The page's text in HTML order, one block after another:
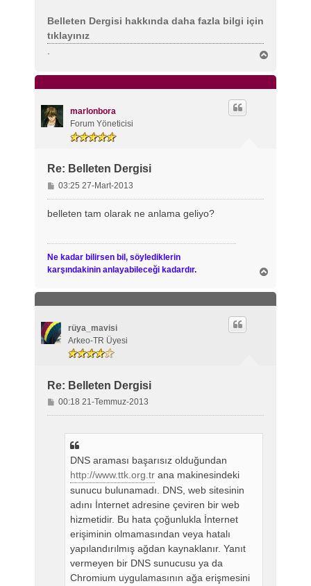
Belleten Dergisi hakkında daha fazla bilgi için
tıklayınız
ş
a
marlonbora
Forum Yöneticisi
Re: Belleten Dergisi
M
e
s
03:25 27-Mart-2013
belleten tam olarak ne anlama geliyo?
Ne kadar bilirsen bil, söylediklerin
karşındakinin anlayabileceği kadardır.
ş
a
rüya_mavisi
Arkeo-TR Üyesi
Re: Belleten Dergisi
M
e
00:18 21-Temmuz-2013
DNS araması başarısız olduğundan
http://www.ttk.org.trana makinesindeki
sunucu bulunamadı. DNS, web sitesinin
adını İnternet adresine çeviren bir web
hizmetidir. Bu hata çoğunlukla İnternet
erişiminin olmamasından veya hatalı
yapılandırılmış ağdan kaynaklanır. Yanıt
vermeyen bir DNS sunucusu ya da
Chromium uygulamasının ağa erişmesini